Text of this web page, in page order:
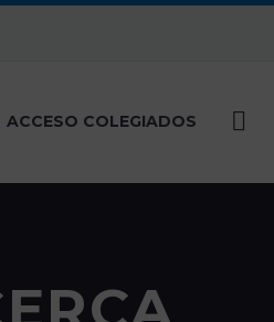
ACCESO COLEGIADOS